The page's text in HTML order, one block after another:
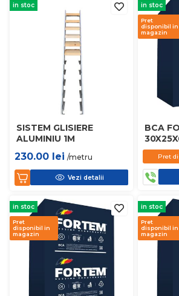
in stoc
SISTEM GLISIERE
ALUMINIU 1M
230.00 lei /metru
Vezi detalii
in stoc
Pret
disponibil in
magazin
BCA
D450
Pret
in stoc
Pret
disponibil in
magazin
in stoc
Pret
disponibil in
magazin